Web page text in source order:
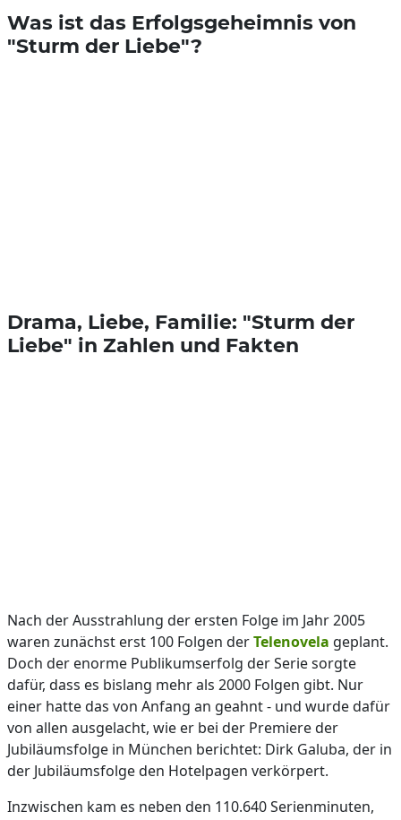
Was ist das Erfolgsgeheimnis von
"Sturm der Liebe"?
Drama, Liebe, Familie: "Sturm der
Liebe" in Zahlen und Fakten
Nach der Ausstrahlung der ersten Folge im Jahr 2005
waren zunächst erst 100 Folgen derTelenovela geplant.
Doch der enorme Publikumserfolg der Serie sorgte
dafür, dass es bislang mehr als 2000 Folgen gibt. Nur
einer hatte das von Anfang an geahnt - und wurde dafür
von allen ausgelacht, wie er bei der Premiere der
Jubiläumsfolge in München berichtet: Dirk Galuba, der in
der Jubiläumsfolge den Hotelpagen verkörpert.
Inzwischen kam es neben den 110.640 Serienminuten,